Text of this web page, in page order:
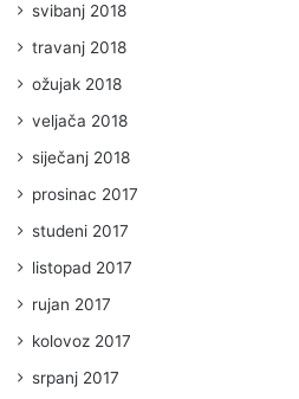
svibanj 2018
travanj 2018
ožujak 2018
veljača 2018
siječanj 2018
prosinac 2017
studeni 2017
listopad 2017
rujan 2017
kolovoz 2017
srpanj 2017